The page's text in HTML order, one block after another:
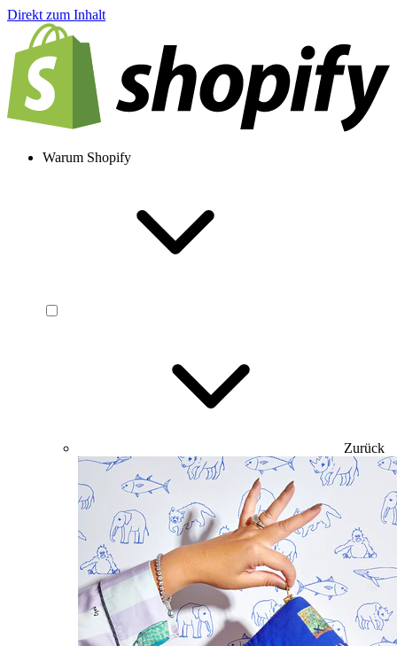
Direkt zum Inhalt
Warum Shopify
Zurück